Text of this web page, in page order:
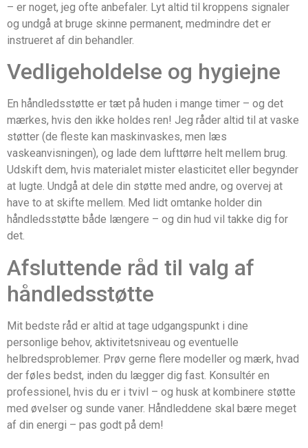
– er noget, jeg ofte anbefaler. Lyt altid til kroppens signaler
og undgå at bruge skinne permanent, medmindre det er
instrueret af din behandler.
Vedligeholdelse og hygiejne
En håndledsstøtte er tæt på huden i mange timer – og det
mærkes, hvis den ikke holdes ren! Jeg råder altid til at vaske
støtter (de fleste kan maskinvaskes, men læs
vaskeanvisningen), og lade dem lufttørre helt mellem brug.
Udskift dem, hvis materialet mister elasticitet eller begynder
at lugte. Undgå at dele din støtte med andre, og overvej at
have to at skifte mellem. Med lidt omtanke holder din
håndledsstøtte både længere – og din hud vil takke dig for
det.
Afsluttende råd til valg af
håndledsstøtte
Mit bedste råd er altid at tage udgangspunkt i dine
personlige behov, aktivitetsniveau og eventuelle
helbredsproblemer. Prøv gerne flere modeller og mærk, hvad
der føles bedst, inden du lægger dig fast. Konsultér en
professionel, hvis du er i tvivl – og husk at kombinere støtte
med øvelser og sunde vaner. Håndleddene skal bære meget
af din energi – pas godt på dem!